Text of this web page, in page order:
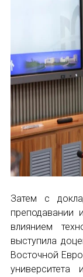
Затем с
преподавании
влиянием
выступила
Восточной